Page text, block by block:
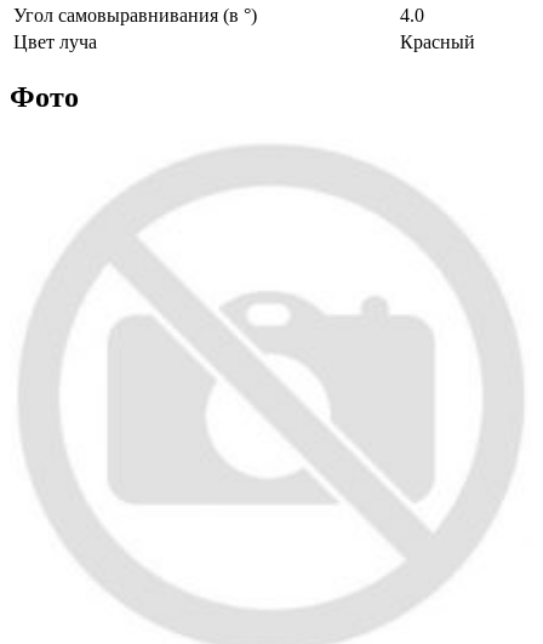
Угол самовыравнивания (в °)
4.0
Цвет луча
Красный
Фото